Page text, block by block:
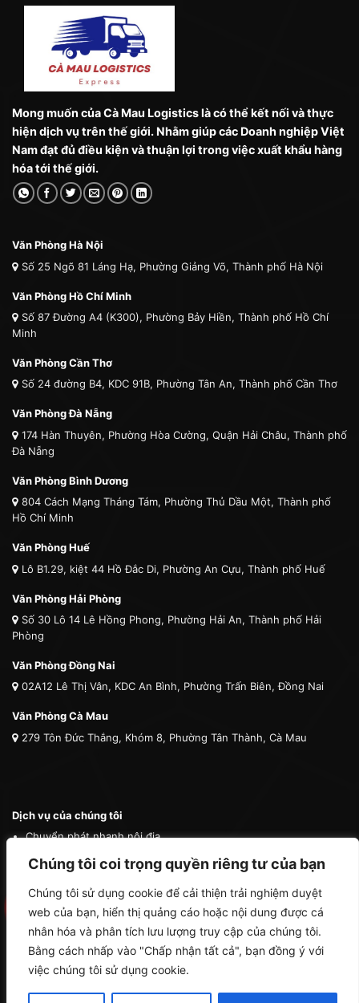
Chúng tôi coi trọng quyền riêng tư của bạn
Chúng tôi sử dụng cookie để cải thiện trải nghiệm duyệt
web của bạn, hiển thị quảng cáo hoặc nội dung được cá
nhân hóa và phân tích lưu lượng truy cập của chúng tôi.
Bằng cách nhấp vào "Chấp nhận tất cả", bạn đồng ý với
việc chúng tôi sử dụng cookie.
Mong muốn của Cà Mau Logistics là có thể kết nối và thực
hiện dịch vụ trên thế giới. Nhằm giúp các Doanh nghiệp Việt
Nam đạt đủ điều kiện và thuận lợi trong việc xuất khẩu hàng
hóa tới thế giới.
Văn Phòng Hà Nội
Số 25 Ngõ 81 Láng Hạ, Phường Giảng Võ, Thành phố Hà Nội
Văn Phòng Hồ Chí Minh
Số 87 Đường A4 (K300), Phường Bảy Hiền, Thành phố Hồ Chí
Minh
Văn Phòng Cần Thơ
Số 24 đường B4, KDC 91B, Phường Tân An, Thành phố Cần Thơ
Văn Phòng Đà Nẵng
174 Hàn Thuyên, Phường Hòa Cường, Quận Hải Châu, Thành phố
Đà Nẵng
Văn Phòng Bình Dương
804 Cách Mạng Tháng Tám, Phường Thủ Dầu Một, Thành phố
Hồ Chí Minh
Văn Phòng Huế
Lô B1.29, kiệt 44 Hồ Đắc Di, Phường An Cựu, Thành phố Huế
Văn Phòng Hải Phòng
Số 30 Lô 14 Lê Hồng Phong, Phường Hải An, Thành phố Hải
Phòng
Văn Phòng Đồng Nai
02A12 Lê Thị Vân, KDC An Bình, Phường Trấn Biên, Đồng Nai
Văn Phòng Cà Mau
279 Tôn Đức Thắng, Khóm 8, Phường Tân Thành, Cà Mau
Dịch vụ của chúng tôi
Chuyển phát nhanh nội địa
Chuyển phát nhanh quốc tế
Vận chuyển thú cưng
Mua hộ hàng nước ngoài